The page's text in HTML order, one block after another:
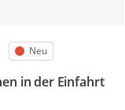
Status
Neu
in der Einfahrt